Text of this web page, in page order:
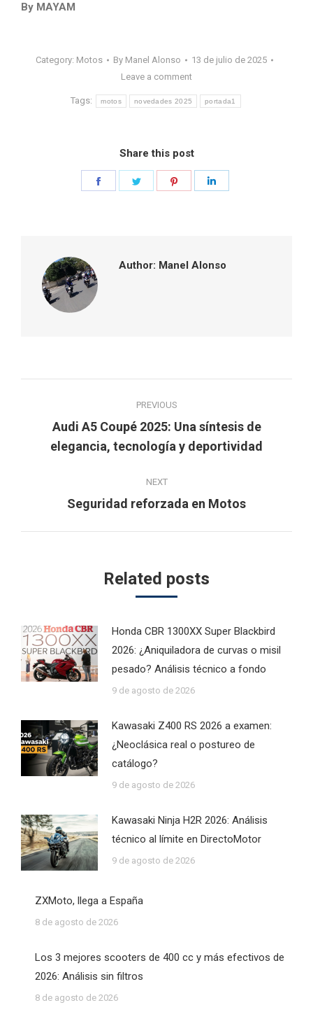
By MAYAM
Category: Motos By Manel Alonso
13 de julio de 2025
Leave a comment
Tags: motos novedades 2025 portada1
Share this post
Author: Manel Alonso
navigation
PREVIOUS
Previous
post:
Audi A5 Coupé 2025: Una síntesis de
elegancia, tecnología y deportividad
NEXT
Next
Seguridad reforzada en Motos
Related posts
Honda CBR 1300XX Super Blackbird
2026: ¿Aniquiladora de curvas o misil
pesado? Análisis técnico a fondo
9 de agosto de 2026
Kawasaki Z400 RS 2026 a examen:
¿Neoclásica real o postureo de
catálogo?
9 de agosto de 2026
Kawasaki Ninja H2R 2026: Análisis
técnico al límite en DirectoMotor
9 de agosto de 2026
ZXMoto, llega a España
8 de agosto de 2026
Los 3 mejores scooters de 400 cc y más efectivos de
2026: Análisis sin filtros
8 de agosto de 2026